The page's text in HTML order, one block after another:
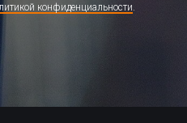
конфиденциальности